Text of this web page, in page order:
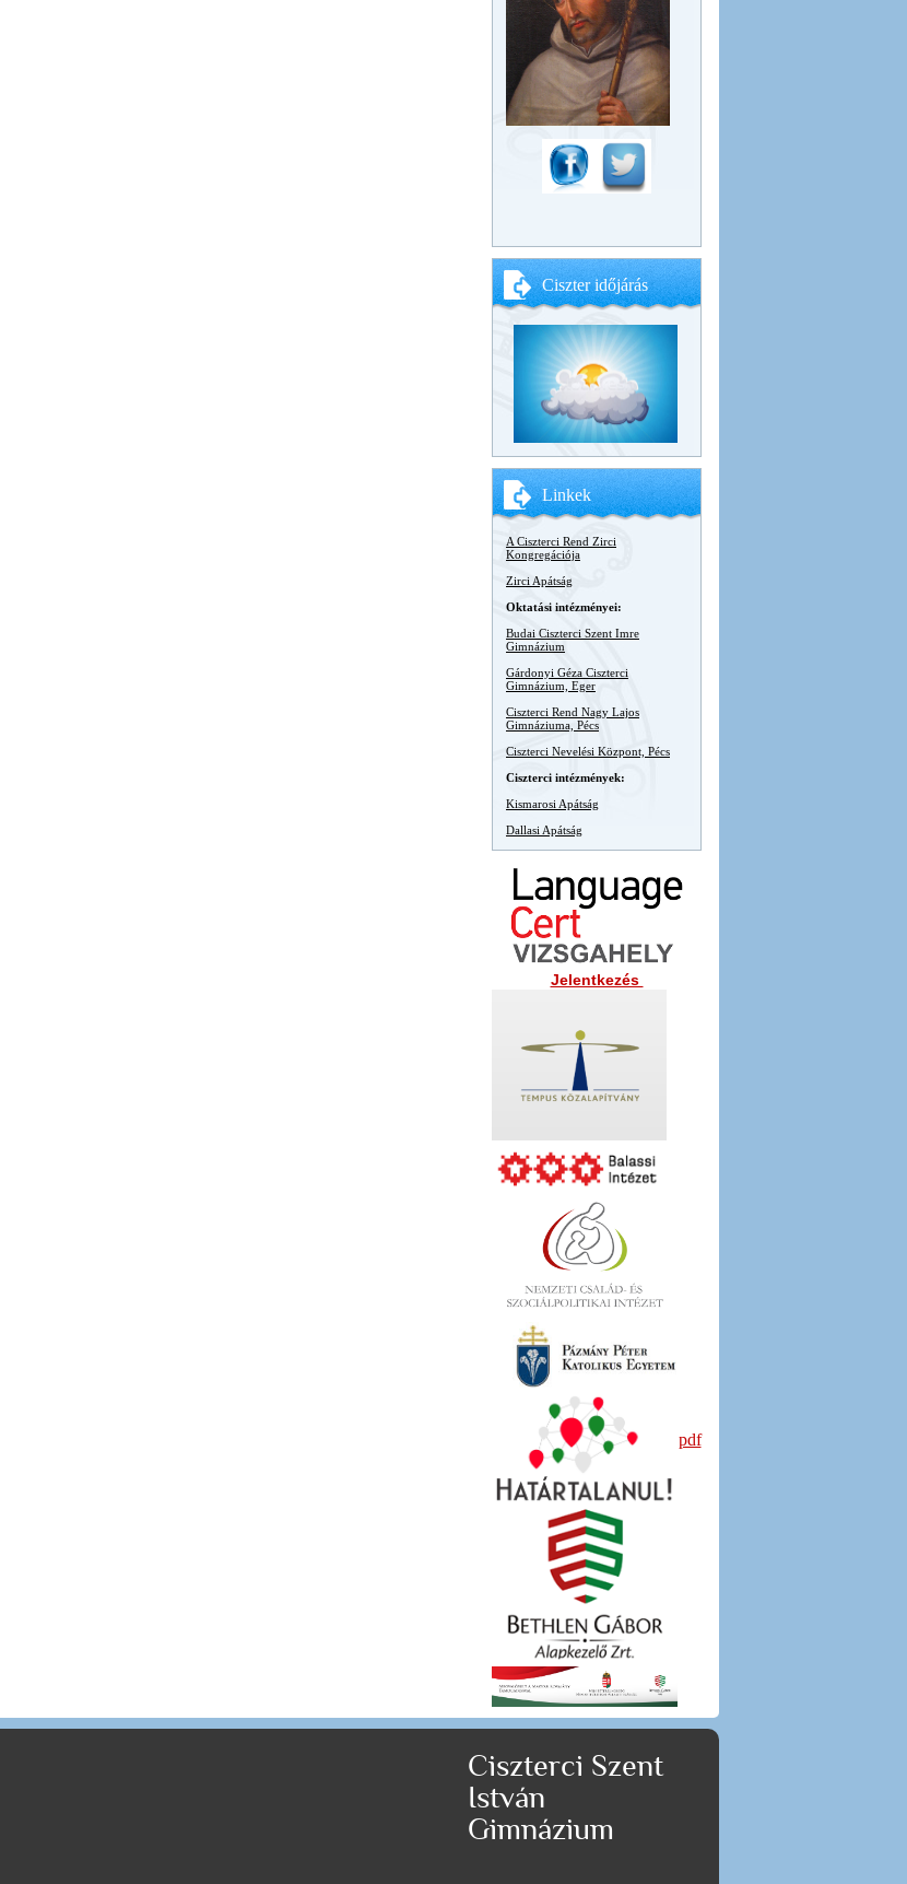
Ciszter időjárás
Linkek
A Ciszterci Rend Zirci
Kongregációja
Zirci Apátság
Oktatási intézményei:
Budai Ciszterci Szent Imre
Gimnázium
Gárdonyi Géza Ciszterci
Gimnázium, Eger
Ciszterci Rend Nagy Lajos
Gimnáziuma, Pécs
Ciszterci Nevelési Központ, Pécs
Ciszterci intézmények:
Kismarosi Apátság
Dallasi Apátság
Jelentkezés
pdf
Ciszterci Szent
István
Gimnázium